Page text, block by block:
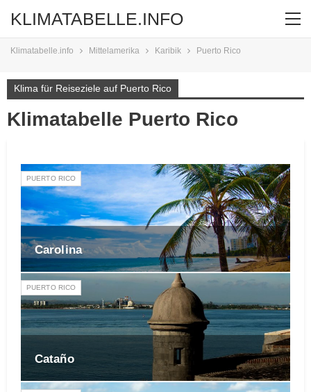
KLIMATABELLE.INFO
Klimatabelle.info Mittelamerika Karibik Puerto Rico
Klima für Reiseziele auf Puerto Rico
Klimatabelle Puerto Rico
PUERTO RICO
Carolina
PUERTO RICO
Cataño